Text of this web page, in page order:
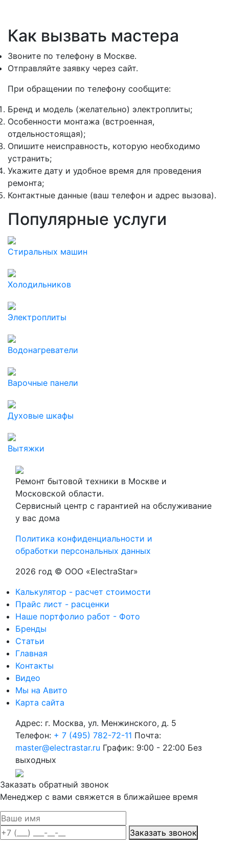
Как вызвать мастера
Звоните по телефону в Москве.
Отправляйте заявку через сайт.
При обращении по телефону сообщите:
Бренд и модель (желательно) электроплиты;
Особенности монтажа (встроенная,
отдельностоящая);
Опишите неисправность, которую необходимо
устранить;
Укажите дату и удобное время для проведения
ремонта;
Контактные данные (ваш телефон и адрес вызова).
Популярные услуги
Стиральных машин
Холодильников
Электроплиты
Водонагреватели
Варочные панели
Духовые шкафы
Вытяжки
Ремонт бытовой техники в Москве и
Московской области.
Сервисный центр с гарантией на обслуживание
у вас дома
Политика конфиденциальности и
обработки персональных данных
2026 год © ООО «ElectraStar»
Калькулятор - расчет стоимости
Прайс лист - расценки
Наше портфолио работ - Фото
Бренды
Статьи
Главная
Контакты
Видео
Мы на Авито
Карта сайта
Адрес: г. Москва, ул. Менжинского, д. 5
Телефон: + 7 (495) 782-72-11 Почта:
master@electrastar.ru График: 9:00 - 22:00 Без
выходных
Заказать обратный звонок
Менеджер с вами свяжется в ближайшее время
Заказать звонок